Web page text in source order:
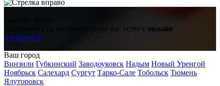
Запишитесь на интересующую вас услугу онлайн
Записаться
Ваш город
Винзили Губкинский Заводоуковск Надым Новый Уренгой
Ноябрьск Салехард Сургут Тарко-Сале Тобольск Тюмень
Ялуторовск